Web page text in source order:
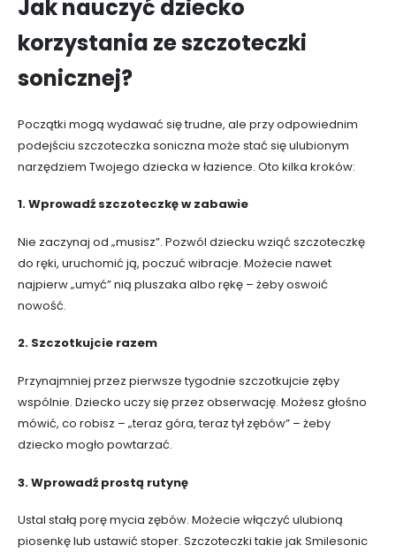
Jak nauczyć dziecko
korzystania ze szczoteczki
sonicznej?
Początki mogą wydawać się trudne, ale przy odpowiednim
podejściu szczoteczka soniczna może stać się ulubionym
narzędziem Twojego dziecka w łazience. Oto kilka kroków:
1. Wprowadź szczoteczkę w zabawie
Nie zaczynaj od „musisz”. Pozwól dziecku wziąć szczoteczkę
do ręki, uruchomić ją, poczuć wibracje. Możecie nawet
najpierw „umyć” nią pluszaka albo rękę – żeby oswoić
nowość.
2. Szczotkujcie razem
Przynajmniej przez pierwsze tygodnie szczotkujcie zęby
wspólnie. Dziecko uczy się przez obserwację. Możesz głośno
mówić, co robisz – „teraz góra, teraz tył zębów” – żeby
dziecko mogło powtarzać.
3. Wprowadź prostą rutynę
Ustal stałą porę mycia zębów. Możecie włączyć ulubioną
piosenkę lub ustawić stoper. Szczoteczki takie jak Smilesonic